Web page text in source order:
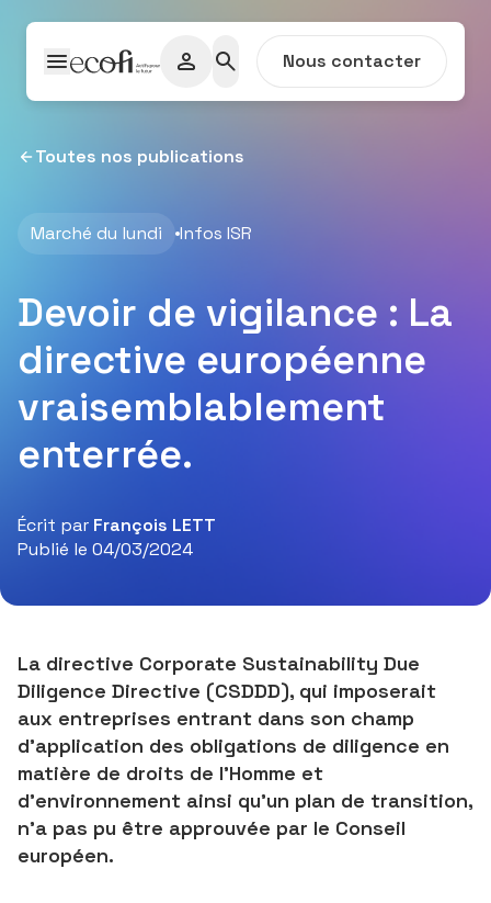
Nous contacter
Toutes nos publications
Marché du lundi Infos ISR
Devoir de vigilance : La
directive européenne
vraisemblablement
enterrée.
Écrit par François LETT
Publié le 04/03/2024
La directive Corporate Sustainability Due
Diligence Directive (CSDDD), qui imposerait
aux entreprises entrant dans son champ
d'application des obligations de diligence en
matière de droits de l'Homme et
d'environnement ainsi qu'un plan de transition,
n'a pas pu être approuvée par le Conseil
européen.